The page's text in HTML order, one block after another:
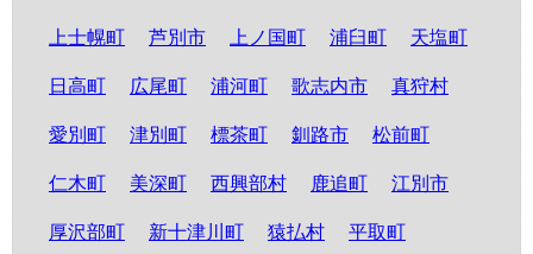
上士幌町 芦別市 上ノ国町 浦臼町 天塩町
日高町 広尾町 浦河町 歌志内市 真狩村
愛別町 津別町 標茶町 釧路市 松前町
仁木町 美深町 西興部村 鹿追町 江別市
厚沢部町 新十津川町 猿払村 平取町